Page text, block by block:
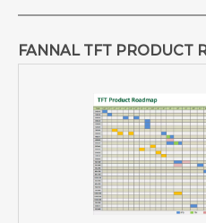
FANNAL TFT PRODUCT